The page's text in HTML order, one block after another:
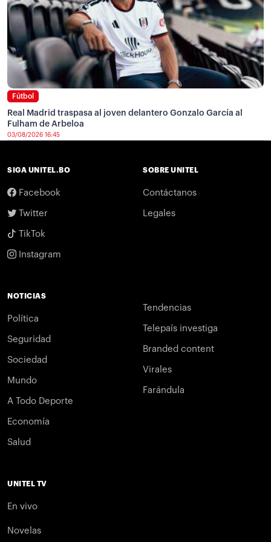
Fútbol
Real Madrid traspasa al joven delantero Gonzalo García al
Fulham de Arbeloa
03/08/2026 16:45
SIGA UNITEL.BO
Facebook
Twitter
TikTok
Instagram
SOBRE UNITEL
Contáctanos
Legales
NOTICIAS
Política
Seguridad
Sociedad
Mundo
A Todo Deporte
Economía
Salud
Tendencias
Telepaís investiga
Branded content
Virales
Farándula
UNITEL TV
En vivo
Novelas